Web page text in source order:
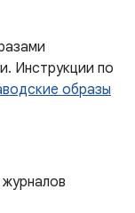
Инструкции по
образы